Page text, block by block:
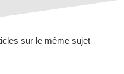
sur le même sujet